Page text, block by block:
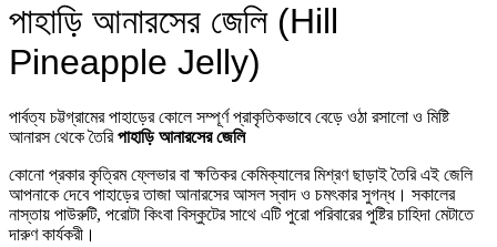
পাহাড়ি আনারসের জেলি (Hill
Pineapple Jelly)
পার্বত্য চট্টগ্রামের পাহাড়ের কোলে সম্পূর্ণ প্রাকৃতিকভাবে বেড়ে ওঠা রসালো ও মিষ্টি
আনারস থেকে তৈরিপাহাড়ি আনারসের জেলি
কোনো প্রকার কৃত্রিম ফ্লেভার বা ক্ষতিকর কেমিক্যালের মিশ্রণ ছাড়াই তৈরি এই জেলি
আপনাকে দেবে পাহাড়ের তাজা আনারসের আসল স্বাদ ও চমৎকার সুগন্ধ। সকালের
নাস্তায় পাউরুটি, পরোটা কিংবা বিস্কুটের সাথে এটি পুরো পরিবারের পুষ্টির চাহিদা মেটাতে
দারুণ কার্যকরী।